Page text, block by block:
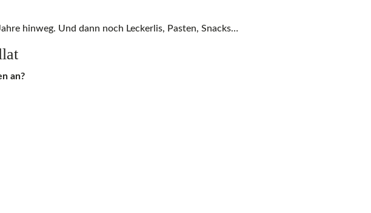
hinweg. Und dann noch Leckerlis, Pasten, Snacks…
an?